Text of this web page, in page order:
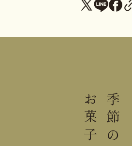
ひときれロー
ひときれロ
15℃以下にて
＊本商品は「蜂蜜」を含みます
季節の
お菓子